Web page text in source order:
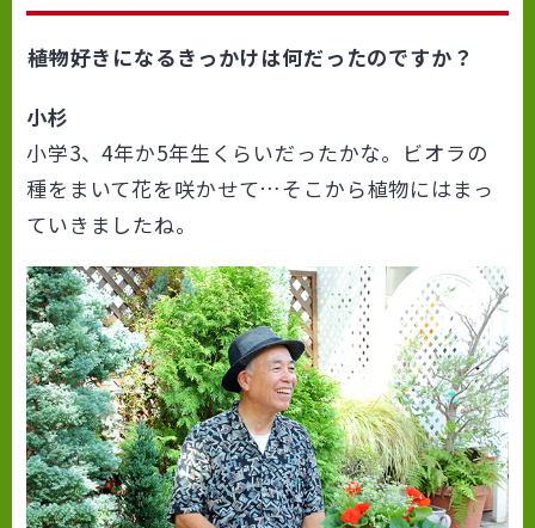
――植物好きになるきっかけは何だったのですか？
小杉
小学3、4年か5年生くらいだったかな。ビオラの
種をまいて花を咲かせて…そこから植物にはまっ
ていきましたね。